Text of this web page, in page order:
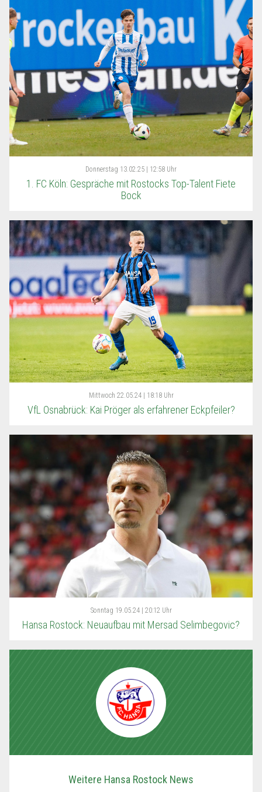
Donnerstag 13.02.25 | 12:58 Uhr
1. FC Köln: Gespräche mit Rostocks Top-Talent Fiete
Bock
Mittwoch 22.05.24 | 18:18 Uhr
VfL Osnabrück: Kai Pröger als erfahrener Eckpfeiler?
Sonntag 19.05.24 | 20:12 Uhr
Hansa Rostock: Neuaufbau mit Mersad Selimbegovic?
Weitere Hansa Rostock News